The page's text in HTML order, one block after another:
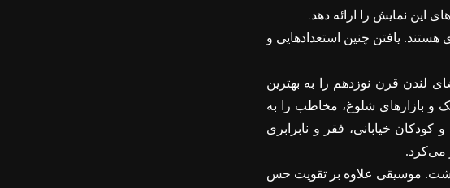
این نمایش را ارائه دهد.
هستند. یافتن چنین استعدادهایی و
لندن قرن نوزدهم را به بهترین
و بازارهای شلوغ، مخاطب را به
خیابانی، فقر و نابرابری
می‌کرد.
موسیقی علاوه بر تقویت حس‌